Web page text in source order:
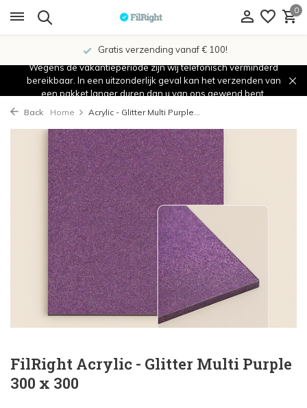
0
Gratis verzending vanaf € 100!
Wegens de vakantieperiode zijn wij telefonisch verminderd
bereikbaar. In een uitzonderlijk geval kan het verzenden van
een pakket langer duren dan u van ons gewend bent.
Back Home Acrylic - Glitter Multi Purple...
FilRight Acrylic - Glitter Multi Purple
300 x 300